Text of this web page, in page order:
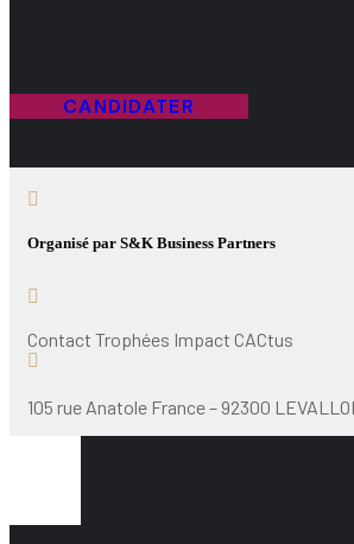
CANDIDATER
Organisé par S&K Business Partners
Contact Trophées Impact CACtus
105 rue Anatole France – 92300